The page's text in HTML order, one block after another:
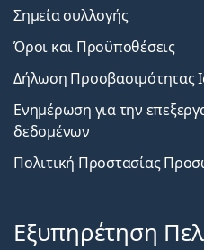
Σημεία συλλογής
Όροι και Προϋποθέσεις
Δήλωση Προσβασιμότητας
Ενημέρωση για την
δεδομένων
Πολιτική Προστασίας
Εξυπηρέτηση